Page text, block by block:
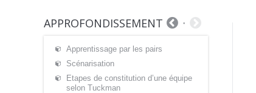
APPROFONDISSEMENT
Apprentissage par les pairs
Scénarisation
Etapes de constitution d’une équipe
selon Tuckman